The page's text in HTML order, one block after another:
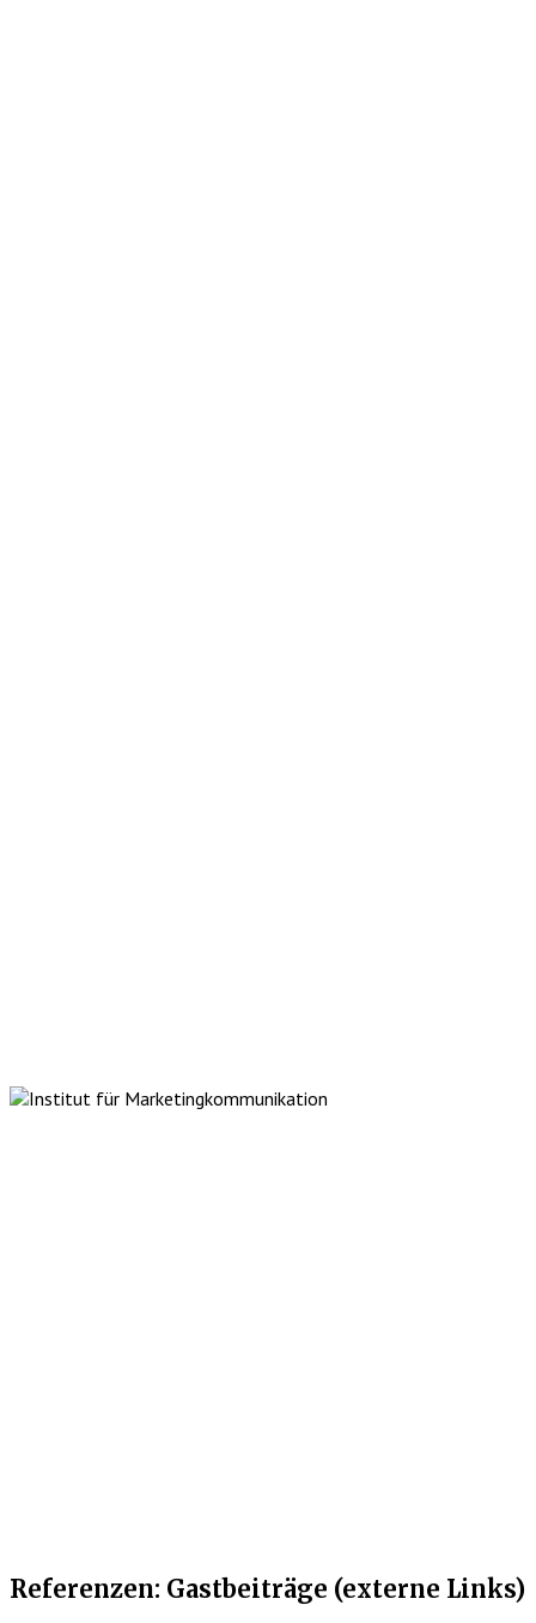
Referenzen: Gastbeiträge (externe Links)